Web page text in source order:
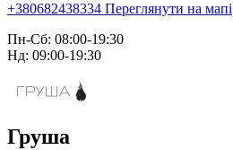
+380682438334 Переглянути на мапі
Пн-Сб: 08:00-19:30
Нд: 09:00-19:30
Груша